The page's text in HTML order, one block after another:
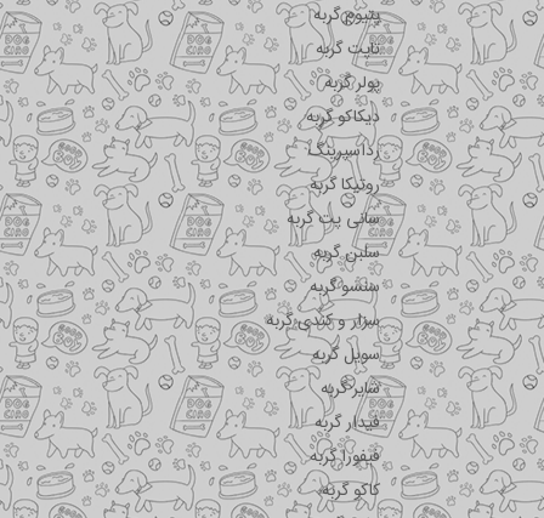
پتیوم گربه
تاپت گربه
پولر گربه
دیکاکو گربه
رداسپرینگ
روتیکا گربه
سانی پت گربه
سلبن گربه
سنسو گربه
سزار و کندی گربه
سویل گربه
شایر گربه
فیدار گربه
فیفورا گربه
کاکو گربه